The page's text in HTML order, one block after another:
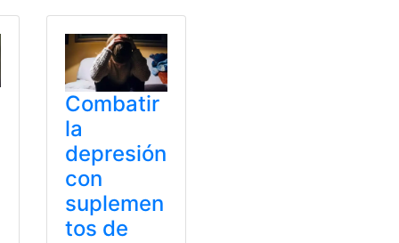
Combatir
la
depresión
con
suplemen
tos de